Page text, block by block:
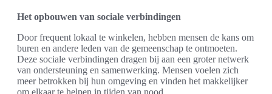
Het opbouwen van sociale verbindingen
Door frequent lokaal te winkelen, hebben mensen de kans om
buren en andere leden van de gemeenschap te ontmoeten.
Deze sociale verbindingen dragen bij aan een groter netwerk
van ondersteuning en samenwerking. Mensen voelen zich
meer betrokken bij hun omgeving en vinden het makkelijker